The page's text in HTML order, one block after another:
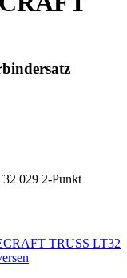
029 2-Punkt
TRUSS LT32